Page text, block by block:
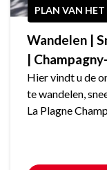
PLAN VAN
Wandelen |
|
Hier vindt u de
te wandelen,
La Plagne